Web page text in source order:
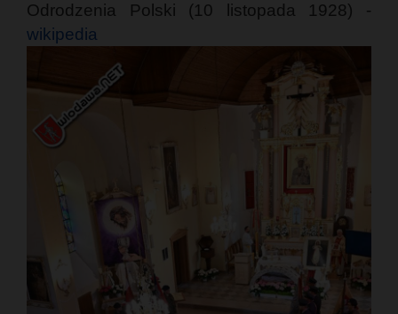
Odrodzenia Polski (10 listopada 1928) -
wikipedia